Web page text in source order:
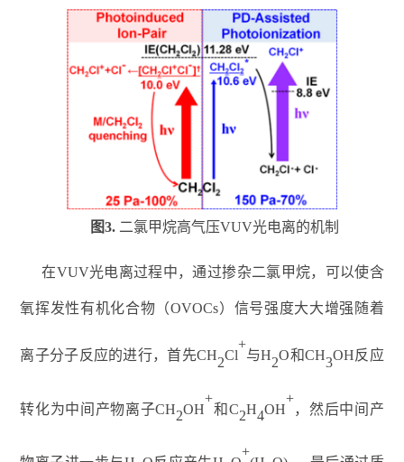
图3. 二氯甲烷高气压VUV光电离的机制
在VUV光电离过程中，通过掺杂二氯甲烷， 可以使含
氧挥发性有机化合物（OVOCs）信号强度大大增强随着
离子分子反应的进行，首先CH2Cl
+
与H2O和CH3OH反应
转化为中间产物离子CH2OH
+
和C2H4OH
+
，然后中间产
+